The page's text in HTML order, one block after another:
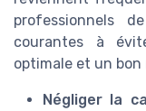
professionnels
courantes à
optimale et un
Négliger la